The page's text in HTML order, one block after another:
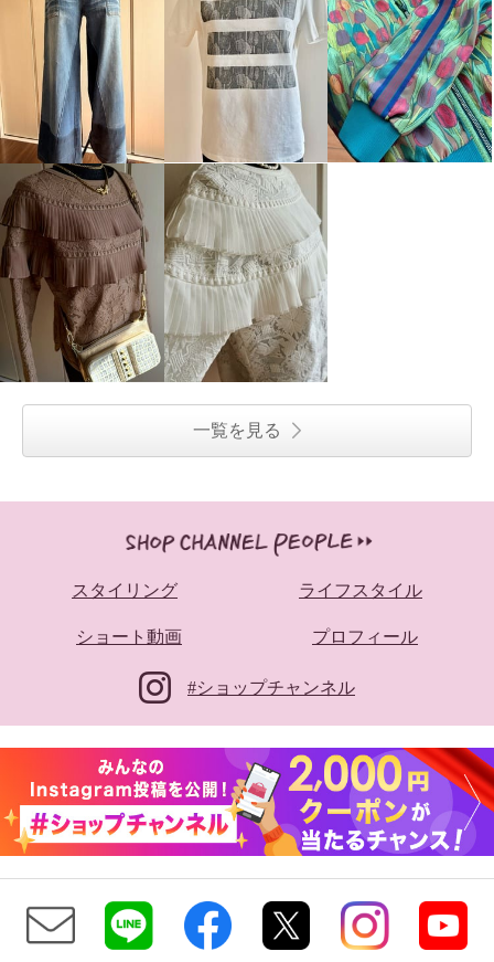
一覧を見る
スタイリング ライフスタイル
ショート動画 プロフィール
#ショップチャンネル